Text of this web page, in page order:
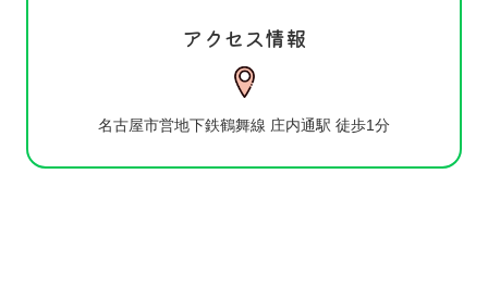
アクセス情報
名古屋市営地下鉄鶴舞線 庄内通駅 徒歩1分